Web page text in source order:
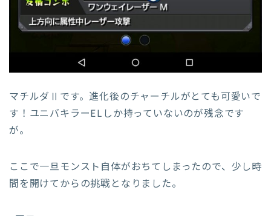
マチルダⅡです。進化後のチャーチルがとても可愛いで
す！ユニバキラーELしか持っていないのが残念です
が。
ここで一旦モンスト自体がおちてしまったので、少し時
間を開けてからの挑戦となりました。